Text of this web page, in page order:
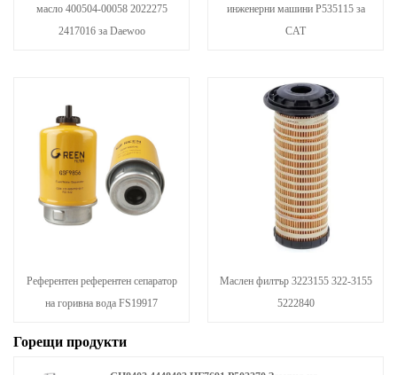
масло 400504-00058 2022275
2417016 за Daewoo
инженерни машини P535115 за
CAT
Референтен референтен сепаратор
на горивна вода FS19917
Маслен филтър 3223155 322-3155
5222840
Горещи продукти